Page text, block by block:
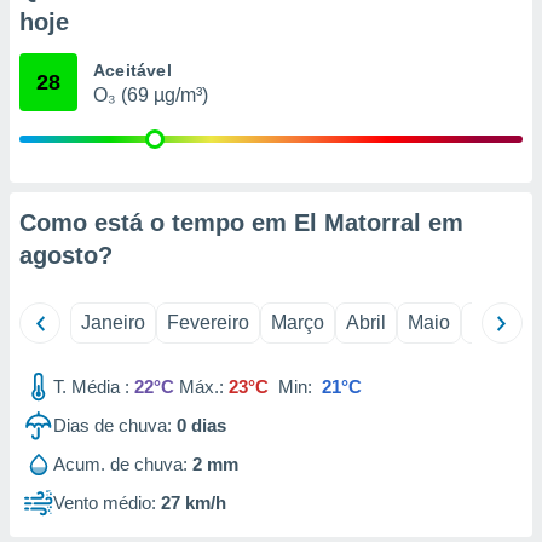
qual se
tal,
ou opor-
qualquer
de
ou aceder
num
para
hoje
28 Aceitável
O₃ (69 µg/m³)
Como está o tempo em El Matorral em
agosto?
Janeiro Fevereiro Março Abril Maio Junho
T. Média : 22°C Máx.: 23°C Min: 21°C
Dias de chuva: 0 dias
Acum. de chuva: 2 mm
Vento médio: 27 km/h